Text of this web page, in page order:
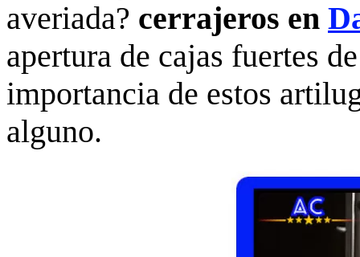
averiada? cerrajeros en
apertura de cajas fuertes
importancia de estos
alguno.